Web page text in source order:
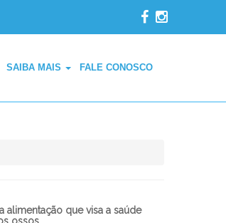
SAIBA MAIS FALE CONOSCO
alimentação que visa a saúde